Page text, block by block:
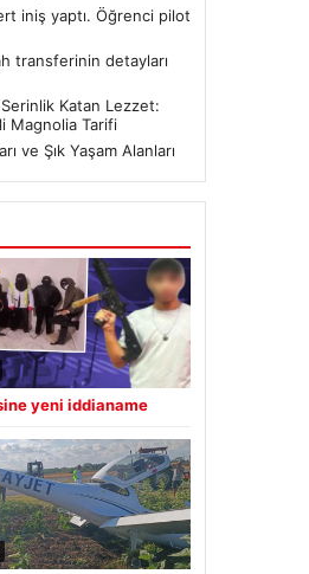
iniş yaptı. Öğrenci pilot
transferinin detayları
Katan Lezzet:
Magnolia Tarifi
ve Şık Yaşam Alanları
yeni iddianame